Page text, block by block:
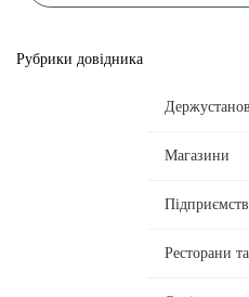
Рубрики довідника
Магазини
Ресторани